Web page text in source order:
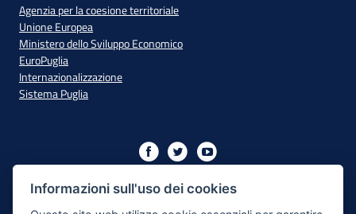
Agenzia per la coesione territoriale
Unione Europea
Ministero dello Sviluppo Economico
EuroPuglia
Internazionalizzazione
Sistema Puglia
XIII
Informazioni sull'uso dei cookies